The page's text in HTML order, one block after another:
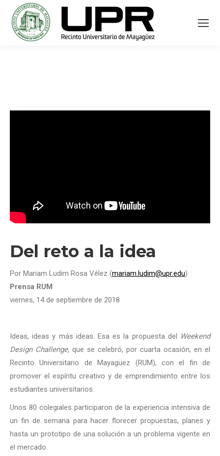
Del reto a la idea
Por Mariam Ludim Rosa Vélez (mariam.ludim@upr.edu)
Prensa RUM
viernes, 14 de septiembre de 2018
Ideas, ideas y más ideas. Esa es la propuesta del Weekend
Design Challenge, que se celebró, por cuarta ocasión, en el
Recinto Universitario de Mayagüez (RUM), con el fin de
promover el espíritu creativo y de emprendimiento entre los
estudiantes universitarios.
Unos 80 colegiales participaron de la experiencia intensiva de
un fin de semana para hacer florecer propuestas, planes y
hasta un prototipo de una solución a un problema vigente en
el mercado.